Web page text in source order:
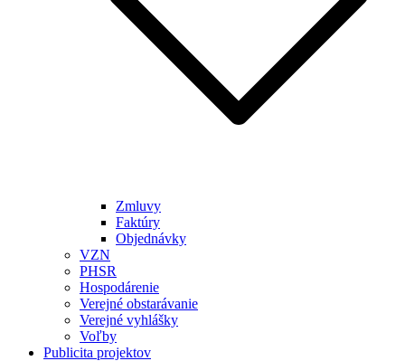
Zmluvy
Faktúry
Objednávky
VZN
PHSR
Hospodárenie
Verejné obstarávanie
Verejné vyhlášky
Voľby
Publicita projektov